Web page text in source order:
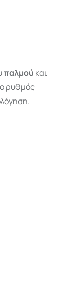
παλμού και
ο ρυθμός